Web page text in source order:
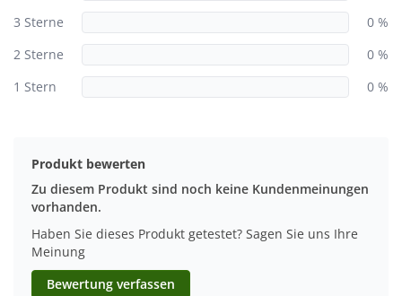
3 Sterne
0 %
2 Sterne
0 %
1 Stern
0 %
Produkt bewerten
Zu diesem Produkt sind noch keine Kundenmeinungen
vorhanden.
Haben Sie dieses Produkt getestet? Sagen Sie uns Ihre
Meinung
Bewertung verfassen